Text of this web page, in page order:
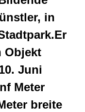
in
Objekt
Juni
Meter
breite